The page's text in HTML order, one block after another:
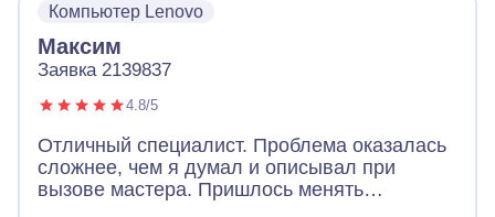
Компьютер Lenovo
Максим
Заявка 2139837
4.8/5
Отличный специалист. Проблема оказалась
сложнее, чем я думал и описывал при
вызове мастера. Пришлось менять